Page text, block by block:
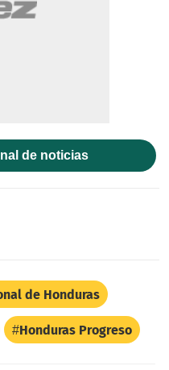
de noticias
de Honduras
Honduras Progreso